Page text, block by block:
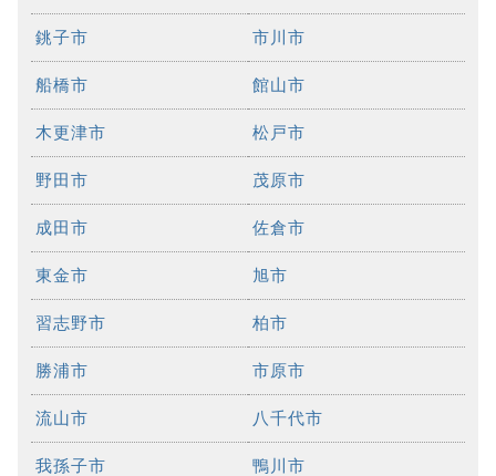
銚子市 市川市
船橋市 館山市
木更津市 松戸市
野田市 茂原市
成田市 佐倉市
東金市 旭市
習志野市 柏市
勝浦市 市原市
流山市 八千代市
我孫子市 鴨川市